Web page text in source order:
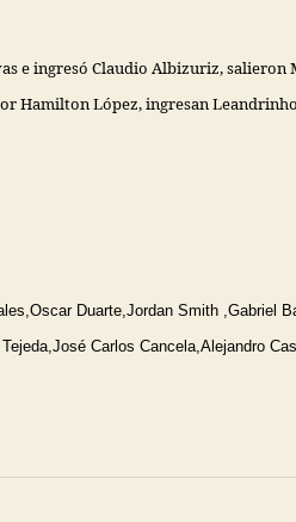
e ingresó Claudio Albizuriz,salieron
Hamilton López,ingresan
Duarte,Jordan Smith ,Gabriel
Carlos Cancela,Alejandro